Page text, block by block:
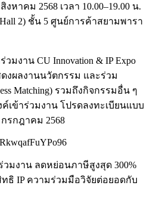
หาคม 2568 เวลา 10.00–19.00 น.
2) ชั้น 5 ศูนย์การค้าสยามพารา
มงาน CU Innovation & IP Expo
งผลงานนวัตกรรม และร่วม
Matching) รวมถึงกิจกรรมอื่น ๆ
เข้าร่วมงาน โปรดลงทะเบียนแบบ
รกฎาคม 2568
มงาน ลดหย่อนภาษีสูงสุด 300%
ธิ IP ความร่วมมือวิจัยต่อยอดกับ